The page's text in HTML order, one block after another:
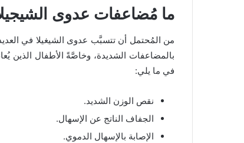
ما مُضاعفات عدوى
من المُحتمل أن تتسبَّب عدوى الشيغيلا في
بالمضاعفات الشديدة، وخاصَّةً الأطفال الذين
في ما يلي:
نقص الوزن الشديد.
الجفاف الناتج عن الإسهال.
الإصابة بالإسهال الدموي.